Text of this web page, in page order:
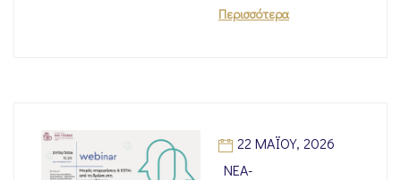
Περισσότερα
22 ΜΑΪ́ΟΥ, 2026
ΝΈΑ-